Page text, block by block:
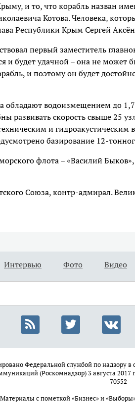
и то, что корабль назван
Котова. Человека,
Республики Крым Сергей
первый заместитель
и будет удачной – она не может
и поэтому он будет
обладают водоизмещением до
развивать скорость свыше 25
и гидроакустическим
базирование 12-
флота – «Василий
Союза, контр-адмирал.
Интервью Фото Видео
Федеральной службой по надзору
(Роскомнадзор) 3 августа
70552
Материалы с пометкой «Бизнес» и